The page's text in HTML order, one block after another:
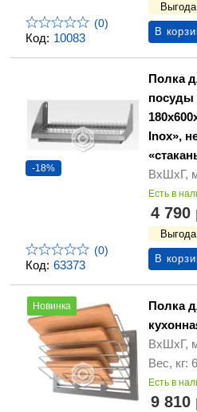
Код: 10083
(0)
В
Код: 63373
-18%
(0)
Полка
Inox»,
ВхШхГ,
Есть в
4 790
В
Новинка
Полка
ВхШхГ,
Вес, кг: 6
Есть в
9 810